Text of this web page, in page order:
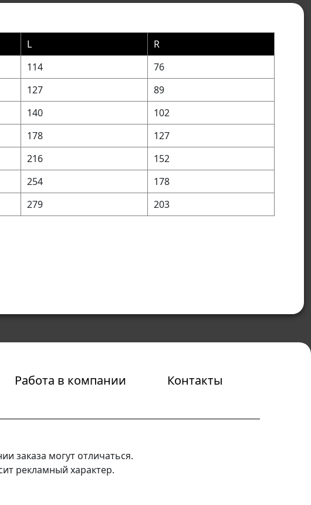
L
R
114
76
127
89
140
102
178
127
216
152
254
178
279 203
Работа в компании Контакты
заказа могут отличаться.
рекламный характер.